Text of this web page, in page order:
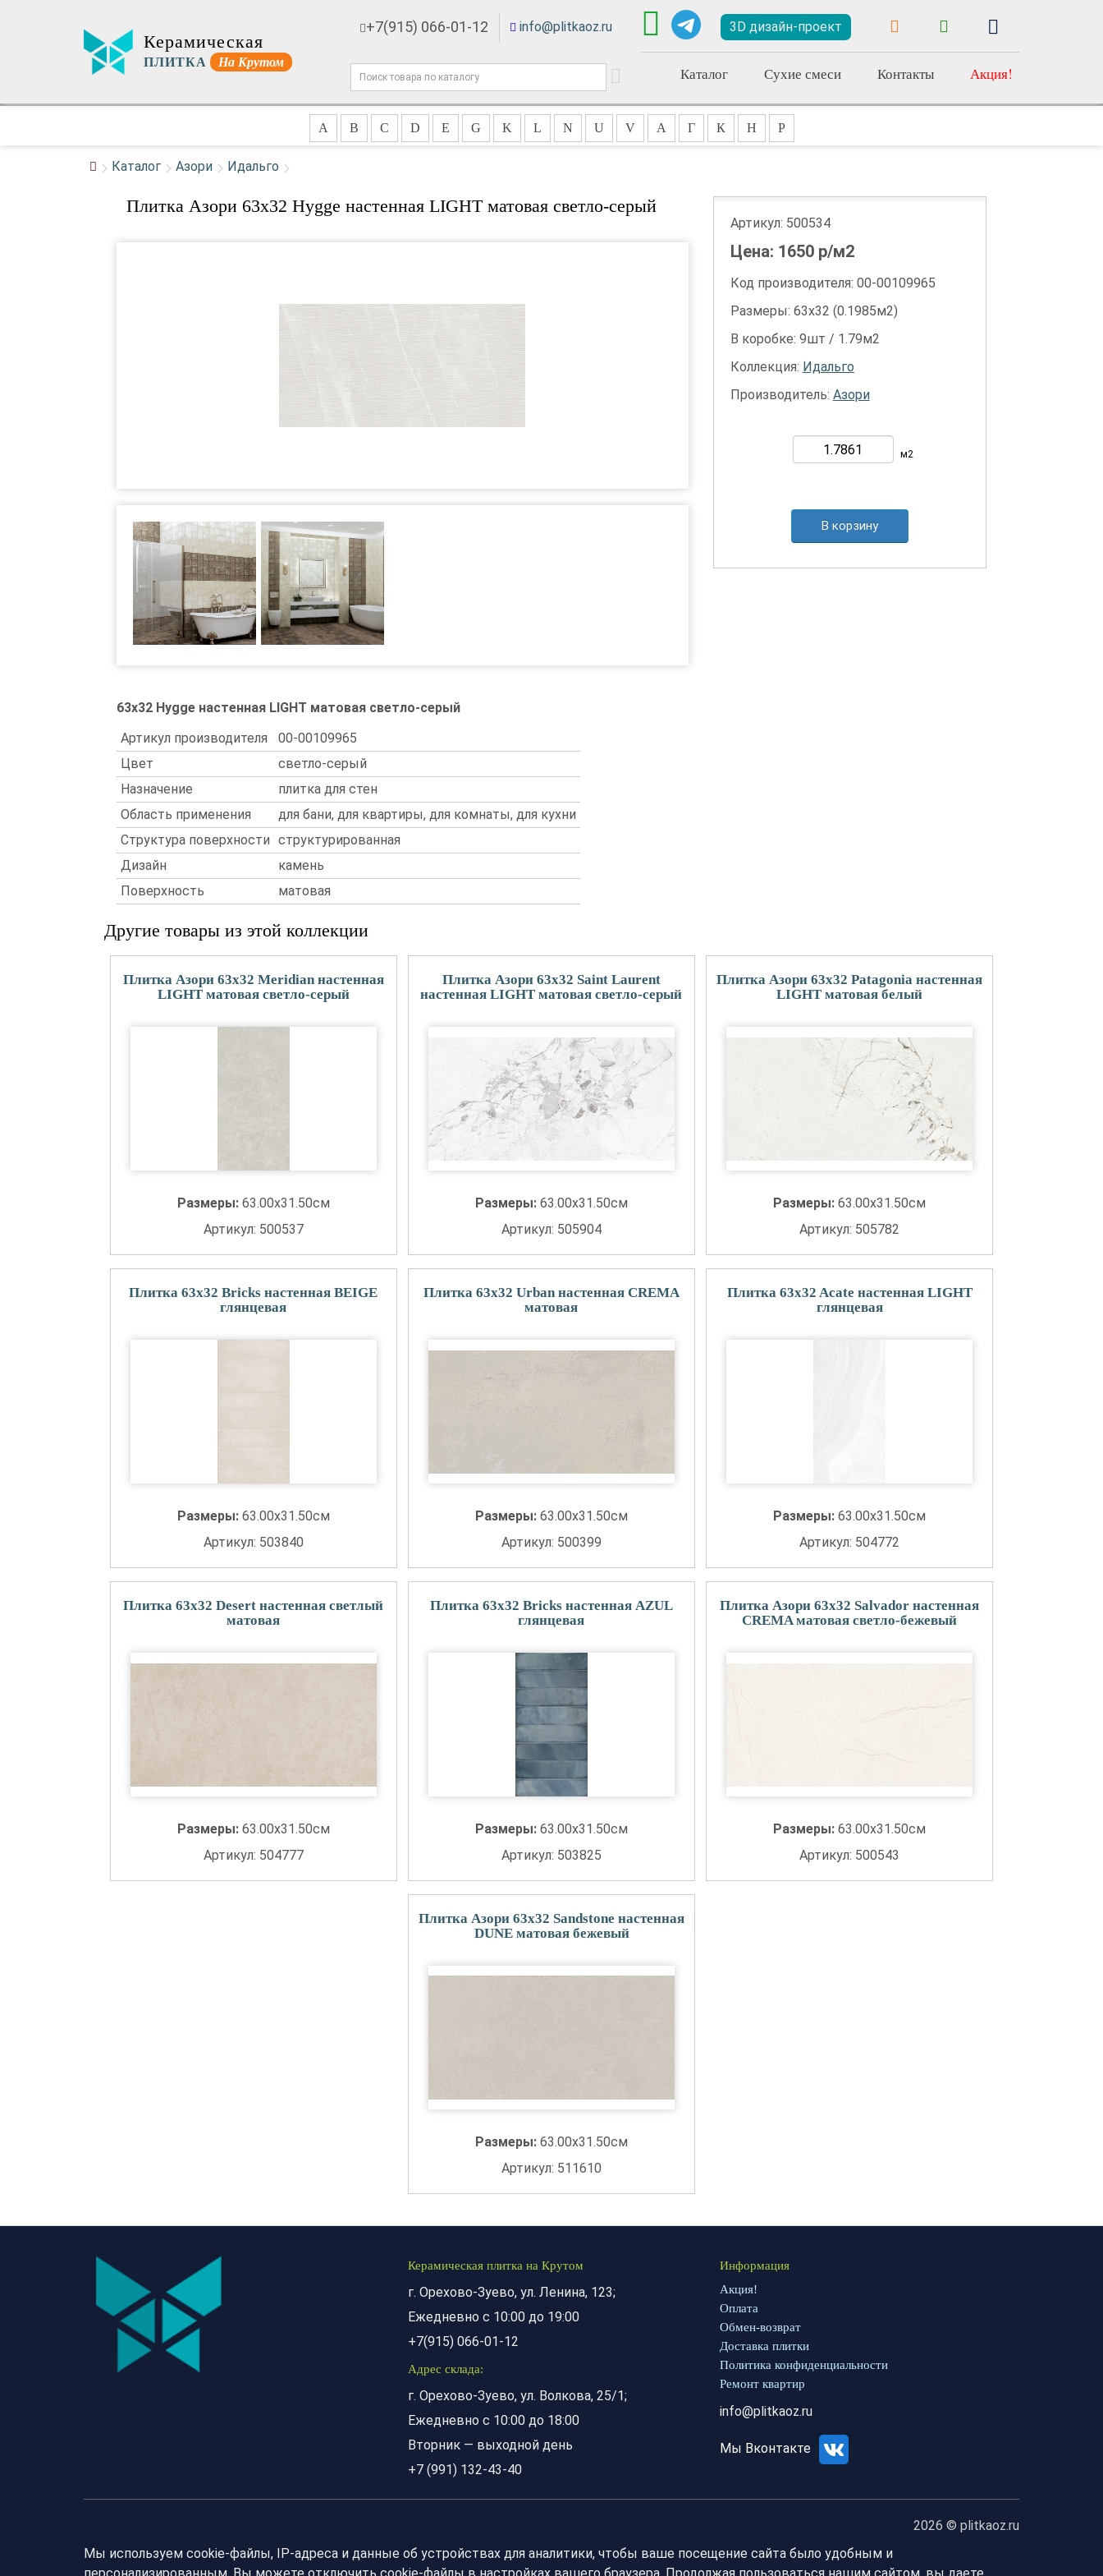
Керамическая
ПЛИТКА На Крутом
+7(915) 066-01-12 info@plitkaoz.ru 3D дизайн-проект
Каталог Сухие смеси Контакты Акция!
A B C D E G K L N U V А Г К Н Р
Каталог Азори Идальго
Плитка Азори 63x32 Hygge настенная LIGHT матовая светло-серый
63x32 Hygge настенная LIGHT матовая светло-серый
Артикул производителя
00-00109965
Цвет
светло-серый
Назначение
плитка для стен
Область применения
для бани, для квартиры, для комнаты, для кухни
Структура поверхности структурированная
Дизайн
камень
Поверхность
матовая
Артикул: 500534
Цена: 1650р/м2
Код производителя: 00-00109965
Размеры: 63х32 (0.1985м2)
В коробке: 9шт / 1.79м2
Коллекция: Идальго
Производитель: Азори
м2
В корзину
Другие товары из этой коллекции
Плитка Азори 63x32 Meridian настенная
LIGHT матовая светло-серый
Размеры: 63.00x31.50см
Артикул: 500537
Плитка Азори 63x32 Saint Laurent
настенная LIGHT матовая светло-серый
Размеры: 63.00x31.50см
Артикул: 505904
Плитка Азори 63x32 Patagonia настенная
LIGHT матовая белый
Размеры:63.00x31.50см
Артикул: 505782
Плитка 63x32 Bricks настенная BEIGE
глянцевая
Размеры: 63.00x31.50см
Артикул: 503840
Плитка 63x32 Urban настенная CREMA
матовая
Размеры: 63.00x31.50см
Артикул: 500399
Плитка 63x32 Acate настенная LIGHT
глянцевая
Размеры:63.00x31.50см
Артикул: 504772
Плитка 63x32 Desert настенная светлый
матовая
Размеры: 63.00x31.50см
Артикул: 504777
Плитка 63x32 Bricks настенная AZUL
глянцевая
Размеры: 63.00x31.50см
Артикул: 503825
Плитка Азори 63x32 Salvador настенная
CREMA матовая светло-бежевый
Размеры:63.00x31.50см
Артикул: 500543
Плитка Азори 63x32 Sandstone настенная
DUNE матовая бежевый
Размеры: 63.00x31.50см
Артикул: 511610
Керамическая плитка на Крутом
г. Орехово-Зуево, ул. Ленина, 123;
Ежедневно с 10:00 до 19:00
+7(915) 066-01-12
Адрес склада:
г. Орехово-Зуево, ул. Волкова, 25/1;
Ежедневно с 10:00 до 18:00
Вторник — выходной день
+7 (991) 132-43-40
Информация
Акция!
Оплата
Обмен-возврат
Доставка плитки
Политика конфиденциальности
Ремонт квартир
info@plitkaoz.ru
Мы Вконтакте
2026 © plitkaoz.ru
Мы используем cookie-файлы, IP-адреса и данные об устройствах для аналитики, чтобы ваше посещение сайта было удобным и